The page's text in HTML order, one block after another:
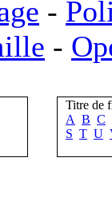
-
-
Titre de
A B C
S T U